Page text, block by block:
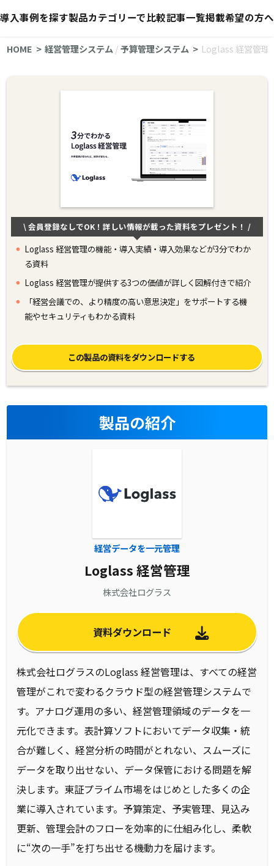
導入事例を探す製品カテゴリーで比較記事一覧掲載希望の方へ
HOME 経営管理システム/予算管理システム Loglass 経営管理
\ 会員登録なしでOK！詳しい情報が載った資料をプレゼント！ /
Loglass 経営管理の機能・導入実績・導入効果などが3分でわか
る資料
Loglass 経営管理が提供する3つの価値が詳しく図解付きで紹介
「経営会議での、より精度の高い意思決定」をサポートする機
能やセキュリティもわかる資料
この製品の資料をダウンロードする
製品の紹介
経営データを一元管理
Loglass 経営管理
株式会社ログラス
資料ダウンロード
株式会社ログラスのLoglass 経営管理は、すべての経営
管理がこれで変わるクラウド型の経営管理システムで
す。アナログ運用の多い、経営管理領域のデータを一
元化できます。表計算ソフトにおいてデータ収集・統
合が難しく、経営分析の時間がとれない、スムーズに
データを取り出せない、データ保管における問題を解
決します。東証プライム市場をはじめとした多くの企
業に導入されています。予算策定、予実管理、見込み
更新、管理会計のフローを効率的に仕組み化し、柔軟
に“次の一手”を打ち出せる機動力を届けます。